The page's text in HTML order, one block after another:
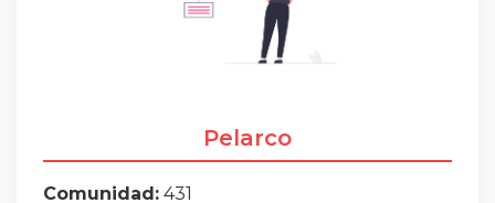
Pelarco
Comunidad: 431